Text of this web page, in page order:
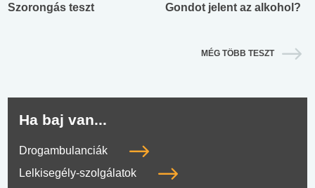
Szorongás teszt Gondot jelent az alkohol?
MÉG TÖBB TESZT
Ha baj van...
Drogambulanciák
Lelkisegély-szolgálatok